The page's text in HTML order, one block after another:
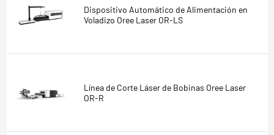
Dispositivo Automático de Alimentación en
Voladizo Oree Laser OR-LS
Línea de Corte Láser de Bobinas Oree Laser
OR-R